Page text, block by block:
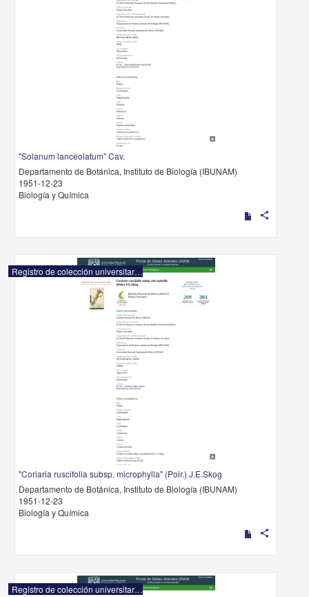
"Solanum lanceolatum" Cav.
Departamento de Botánica, Instituto de Biología (IBUNAM)
1951-12-23
Biología y Química
share
Registro de colección universitaria
"Coriaria ruscifolia subsp. microphylla" (Poir.) J.E.Skog
Departamento de Botánica, Instituto de Biología (IBUNAM)
1951-12-23
Biología y Química
share
Registro de colección universitaria